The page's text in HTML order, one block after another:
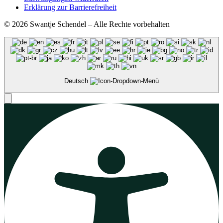
Erklärung zur Barrierefreiheit
© 2026 Swantje Schendel – Alle Rechte vorbehalten
Deutsch